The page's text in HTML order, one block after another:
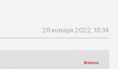
28 января 2022, 18:34